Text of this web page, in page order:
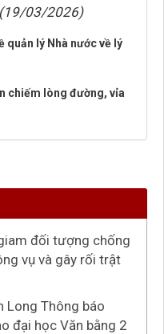
(19/03/2026)
quản lý Nhà nước về lý
chiếm lòng đường, vỉa
đối tượng chống
vụ và gây rối trật
Long Thông báo
đại học Văn bằng 2